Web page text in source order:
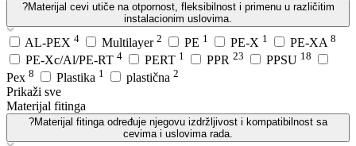
?Materijal cevi utiče na otpornost, fleksibilnost i primenu u različitim
instalacionim uslovima.
AL-PEX 4 Multilayer 2 PE 1 PE-X 1 PE-XA 8
PE-Xc/Al/PE-RT 4 PERT 1 PPR 23 PPSU 18
Pex 8 Plastika 1 plastična 2
Prikaži sve
Materijal fitinga
?Materijal fitinga određuje njegovu izdržljivost i kompatibilnost sa
cevima i uslovima rada.